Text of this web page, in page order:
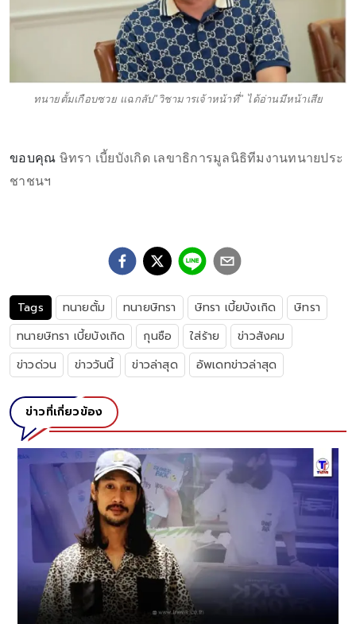
ทนายตั้มเกือบซวย แฉกลับ"วิชามารเจ้าหน้าที่" ได้อ่านมีหน้าเสีย
ขอบคุณ ษิทรา เบี้ยบังเกิด เลขาธิการมูลนิธิทีมงานทนายประ
ชาชนฯ
Tags ทนายตั้ม ทนายษิทรา ษิทรา เบี้ยบังเกิด
ษิทรา
ทนายษิทรา เบี้ยบังเกิด
กุนซือ ใส่ร้าย
ข่าวสังคม
ข่าวด่วน
ข่าววันนี้ ข่าวล่าสุด อัพเดทข่าวล่าสุด
ข่าวที่เกี่ยวข้อง